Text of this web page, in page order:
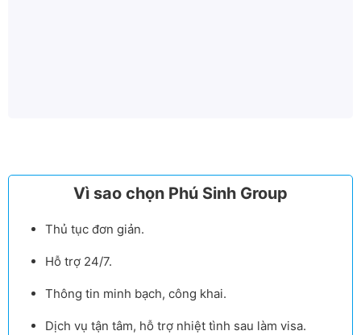
Vì sao chọn Phú Sinh Group
Thủ tục đơn giản.
Hỗ trợ 24/7.
Thông tin minh bạch, công khai.
Dịch vụ tận tâm, hỗ trợ nhiệt tình sau làm visa.